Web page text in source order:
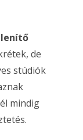
de
stúdiók
mindig